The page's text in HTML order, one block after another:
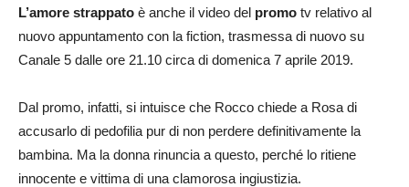
L’amore strappato è anche il video del promo tv relativo al
nuovo appuntamento con la fiction, trasmessa di nuovo su
Canale 5 dalle ore 21.10 circa di domenica 7 aprile 2019.
Dal promo, infatti, si intuisce che Rocco chiede a Rosa di
accusarlo di pedofilia pur di non perdere definitivamente la
bambina. Ma la donna rinuncia a questo, perché lo ritiene
innocente e vittima di una clamorosa ingiustizia.